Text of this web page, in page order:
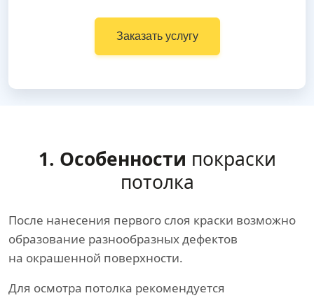
Заказать услугу
1. Особенности покраски
потолка
После нанесения первого слоя краски возможно
образование разнообразных дефектов
на окрашенной поверхности.
Для осмотра потолка рекомендуется